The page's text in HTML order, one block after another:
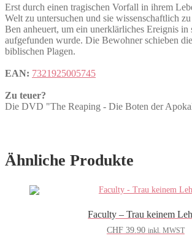
Erst durch einen tragischen Vorfall in ihrem
Welt zu untersuchen und sie wissenschaftlich
Ben anheuert, um ein unerklärliches Ereignis
aufgefunden wurde. Die Bewohner schieben
biblischen Plagen.
EAN: 7321925005745
Zu teuer?
Die DVD "The Reaping - Die Boten der
Ähnliche Produkte
Faculty – Trau keinem
CHF39.90 inkl. MWST